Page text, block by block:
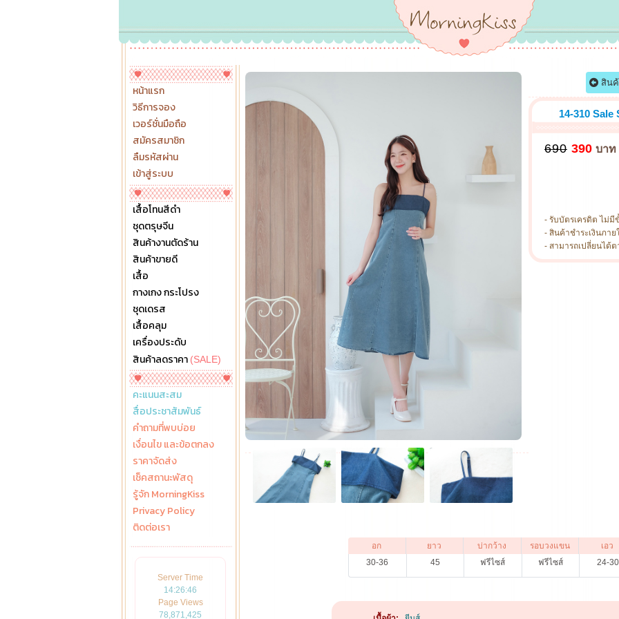
หน้าแรก
วิธีการจอง
เวอร์ชั่นมือถือ
สมัครสมาชิก
ลืมรหัสผ่าน
เข้าสู่ระบบ
เสื้อโทนสีดำ
ชุดตรุษจีน
สินค้างานตัดร้าน
สินค้าขายดี
เสื้อ
กางเกง กระโปรง
ชุดเดรส
เสื้อคลุม
เครื่องประดับ
สินค้าลดราคา (SALE)
คะแนนสะสม
สื่อประชาสัมพันธ์
คำถามที่พบบ่อย
เงื่อนไข และข้อตกลง
ราคาจัดส่ง
เช็คสถานะพัสดุ
รู้จัก MorningKiss
Privacy Policy
ติดต่อเรา
Server Time
14:26:47
Page Views
78,871,425
สิน
14-310 Sale
690 390 บาท
- รับบัตรเครดิต ไม่มี
- สินค้าชำระเงินภาย
- สามารถเปลี่ยนได้
อก
30-36
ยาว
45
บ่ากว้าง
ฟรีไซส์
รอบวงแขน
ฟรีไซส์
เอว
24-30